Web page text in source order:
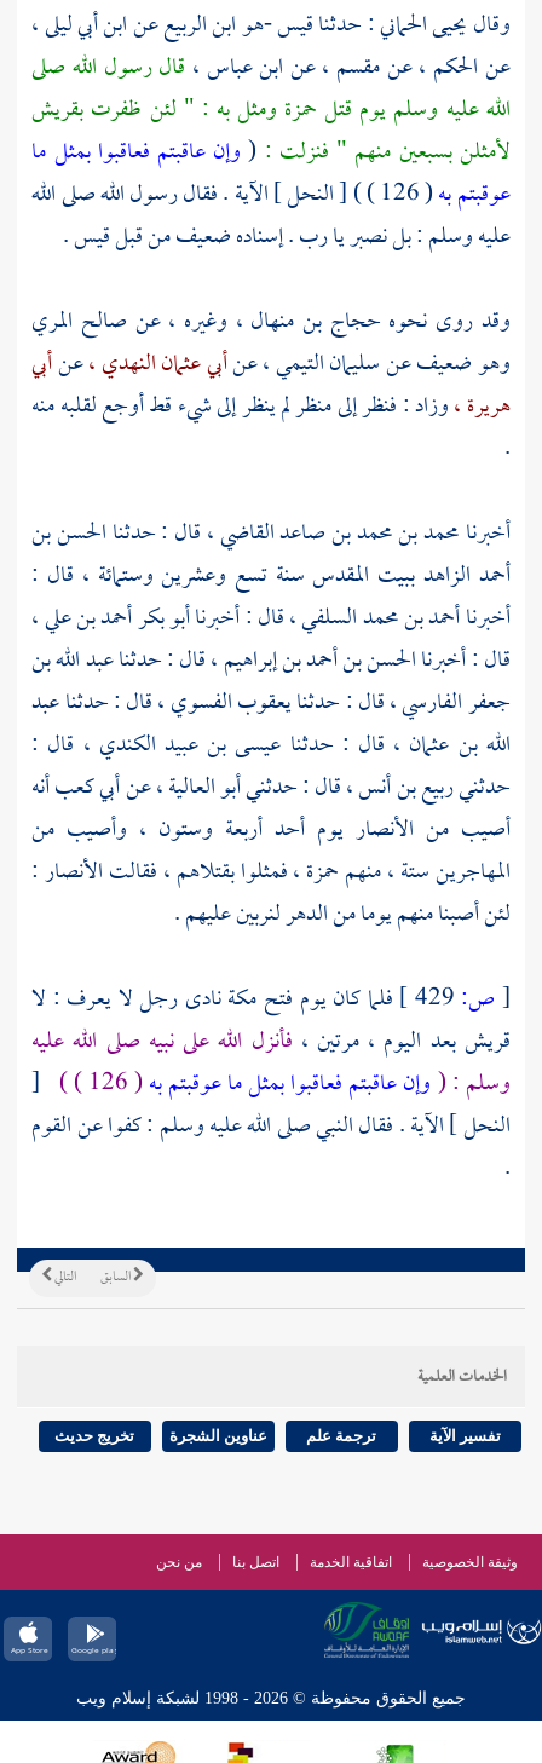
وقاليحيى الحماني: حدثناقيس -هو ابن الربيع عن ابن أبي ليلى ،
عنالحكم ،عنمقسم ،عنابن عباس ، قال رسول الله صلى
الله عليه وسلم يوم قتلحمزة ومثل به : " لئن ظفرتبقريش
لأمثلن بسبعين منهم " فنزلت : (وإن عاقبتم فعاقبوا بمثل ما
عوقبتم به
( 126 ) ) [ النحل ] الآية . فقال رسول الله صلى الله
عليه وسلم : بل نصبر يا رب . إسناده ضعيف من قبلقيس.
وقد روى نحوه حجاج بن منهال ، وغيره ، عن صالح المري
وهو ضعيف عنسليمان التيمي ،عنأبي عثمان النهدي ،عنأبي
هريرة ،وزاد : فنظر إلى منظر لم ينظر إلى شيء قط أوجع لقلبه منه
.
أخبرنامحمد بن محمد بن صاعد القاضي ،قال : حدثناالحسن بن
أحمد الزاهدببيت المقدسسنة تسع وعشرين وستمائة ، قال :
أخبرناأحمد بن محمد السلفي ،قال : أخبرناأبو بكر أحمد بن علي ،
قال : أخبرناالحسن بن أحمد بن إبراهيم ،قال : حدثناعبد الله بن
جعفر الفارسي ،قال : حدثنايعقوب الفسوي ،قال : حدثناعبد
الله بن عثمان ، قال : حدثنا عيسى بن عبيد الكندي ، قال :
حدثنيربيع بن أنس ،قال : حدثنيأبو العالية ،عنأبي كعبأنه
أصيب من الأنصاريومأحد أربعة وستون ، وأصيب من
المهاجرينستة ، منهمحمزة ،فمثلوا بقتلاهم ، فقالتالأنصار:
لئن أصبنا منهم يوما من الدهر لنربين عليهم .
[ص: فلما كان يوم فتحمكةنادى رجل لا يعرف : لا
قريشبعد اليوم ، مرتين ، فأنزل الله على نبيه صلى الله عليه
وسلم : (وإن عاقبتم فعاقبوا بمثل ما عوقبتم به( 126 ) )
[
النحل ] الآية . فقال النبي صلى الله عليه وسلم : كفوا عن القوم
.
التالي السابق
الخدمات العلمية
تفسير الآية ترجمة علم عناوين الشجرة تخريج حديث
وثيقة الخصوصية اتفاقية الخدمة اتصل بنا من نحن
جميع الحقوق محفوظة © 2026 - 1998 لشبكة إسلام ويب